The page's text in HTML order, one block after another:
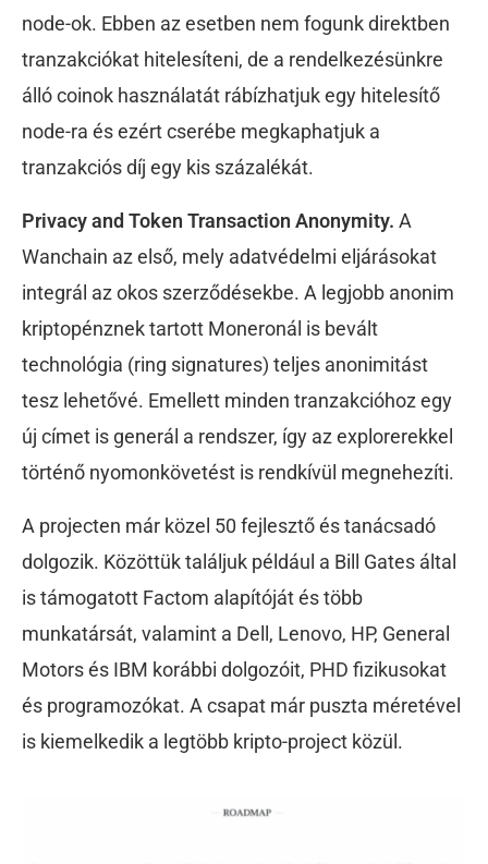
node-ok. Ebben az esetben nem fogunk direktben
tranzakciókat hitelesíteni, de a rendelkezésünkre
álló coinok használatát rábízhatjuk egy hitelesítő
node-ra és ezért cserébe megkaphatjuk a
tranzakciós díj egy kis százalékát.
Privacy and Token Transaction Anonymity. A
Wanchain az első, mely adatvédelmi eljárásokat
integrál az okos szerződésekbe. A legjobb anonim
kriptopénznek tartott Moneronál is bevált
technológia (ring signatures) teljes anonimitást
tesz lehetővé. Emellett minden tranzakcióhoz egy
új címet is generál a rendszer, így az explorerekkel
történő nyomonkövetést is rendkívül megnehezíti.
A projecten már közel 50 fejlesztő és tanácsadó
dolgozik. Közöttük találjuk például a Bill Gates által
is támogatott Factom alapítóját és több
munkatársát, valamint a Dell, Lenovo, HP, General
Motors és IBM korábbi dolgozóit, PHD fizikusokat
és programozókat. A csapat már puszta méretével
is kiemelkedik a legtöbb kripto-project közül.